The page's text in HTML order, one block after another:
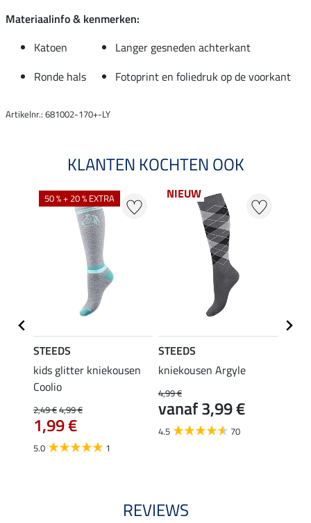
Materiaalinfo & kenmerken:
Katoen
Langer gesneden achterkant
Ronde hals
Fotoprint en foliedruk op de voorkant
Artikelnr.: 681002-170+-LY
KLANTEN KOCHTEN OOK
50 % + 20 % EXTRA
STEEDS
kids glitter kniekousen
Coolio
2,49 €4,99 €
1,99 €
5.0 1
NIEUW
STEEDS
kniekousen Argyle
4,99 €
vanaf 3,99 €
4.5 70
REVIEWS